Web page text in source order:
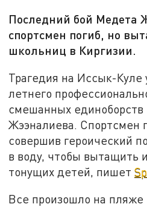
Последний бой Медета
спортсмен погиб, но
школьниц в Киргизии.
Трагедия на Иссык-Куле
летнего
смешанных
Жээналиева. Спортсмен
совершив героический
в воду, чтобы вытащить
тонущих детей, пишет
Все произошло на пляже